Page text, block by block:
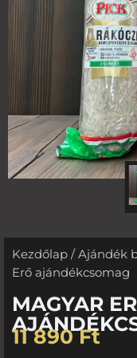
Kezdőlap /Ajándék
Erő ajándékcsomag
MAGYAR
11 890Ft